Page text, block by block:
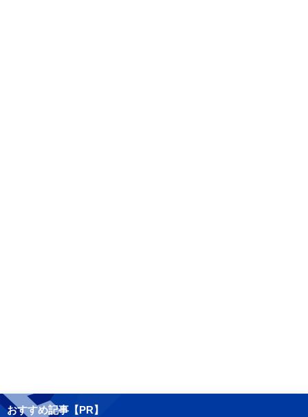
おすすめ記事【PR】